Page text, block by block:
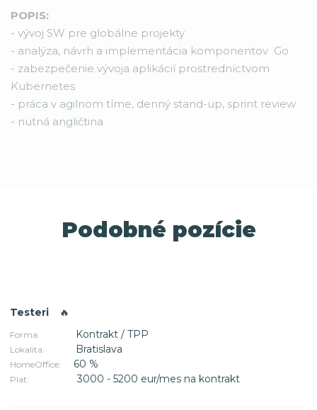
POPIS:
- vývoj SW pre globálne projekty
- analýza, návrh a implementácia komponentov Go
- zabezpečenie vývoja aplikácií prostredníctvom
Kubernetes
- práca v agilnom tíme, denný stand-up, sprint review
- nutná angličtina
Podobné pozície
Testeri 🔥
Forma: Kontrakt / TPP
Lokalita: Bratislava
HomeOffice: 60 %
Plat: 3000 - 5200 eur/mes na kontrakt